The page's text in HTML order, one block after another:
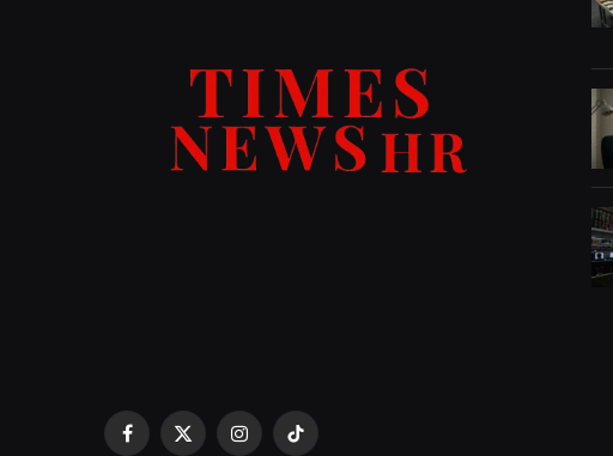
Facebook
X Instagram
TikTok